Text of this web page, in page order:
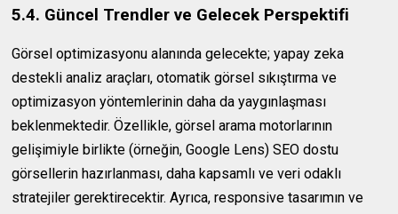
5.4. Güncel Trendler ve Gelecek Perspektifi
Görsel optimizasyonu alanında gelecekte; yapay zeka
destekli analiz araçları, otomatik görsel sıkıştırma ve
optimizasyon yöntemlerinin daha da yaygınlaşması
beklenmektedir. Özellikle, görsel arama motorlarının
gelişimiyle birlikte (örneğin, Google Lens) SEO dostu
görsellerin hazırlanması, daha kapsamlı ve veri odaklı
stratejiler gerektirecektir. Ayrıca, responsive tasarımın ve